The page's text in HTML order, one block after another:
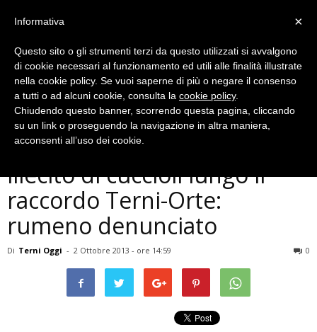
Cronaca
Polstrada scopre trasporto
illecito di cuccioli lungo il
raccordo Terni-Orte:
rumeno denunciato
Di Terni Oggi - 2 Ottobre 2013 - ore 14:59 0
×
Informativa
Questo sito o gli strumenti terzi da questo utilizzati si avvalgono
di cookie necessari al funzionamento ed utili alle finalità illustrate
nella cookie policy. Se vuoi saperne di più o negare il consenso
a tutti o ad alcuni cookie, consulta la cookie policy.
Chiudendo questo banner, scorrendo questa pagina, cliccando
su un link o proseguendo la navigazione in altra maniera,
acconsenti all’uso dei cookie.